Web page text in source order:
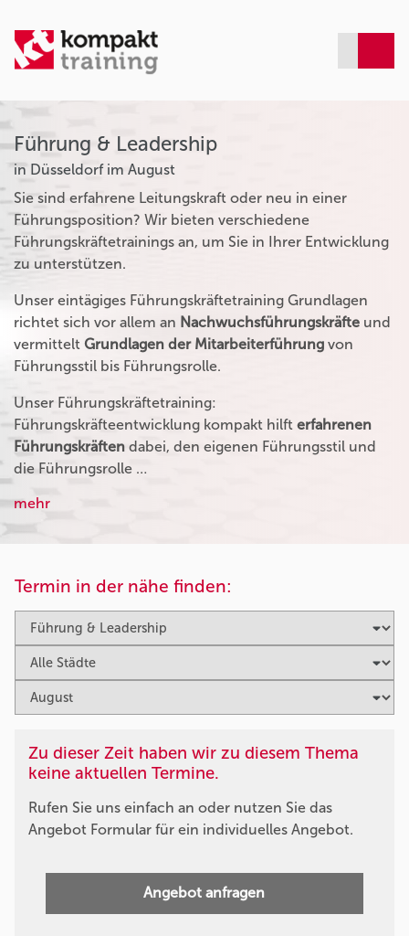
Führung & Leadership
in Düsseldorf im August
Sie sind erfahrene Leitungskraft oder neu in einer
Führungsposition? Wir bieten verschiedene
Führungskräftetrainings an, um Sie in Ihrer Entwicklung
zu unterstützen.
Unser eintägiges Führungskräftetraining Grundlagen
richtet sich vor allem an Nachwuchsführungskräfte und
vermittelt Grundlagen der Mitarbeiterführung von
Führungsstil bis Führungsrolle.
Unser Führungskräftetraining:
Führungskräfteentwicklung kompakt hilft erfahrenen
Führungskräften dabei, den eigenen Führungsstil und
die Führungsrolle …
mehr
Termin in der nähe finden:
Zu dieser Zeit haben wir zu diesem Thema
keine aktuellen Termine.
Rufen Sie uns einfach an oder nutzen Sie das
Angebot Formular für ein individuelles Angebot.
Angebot anfragen